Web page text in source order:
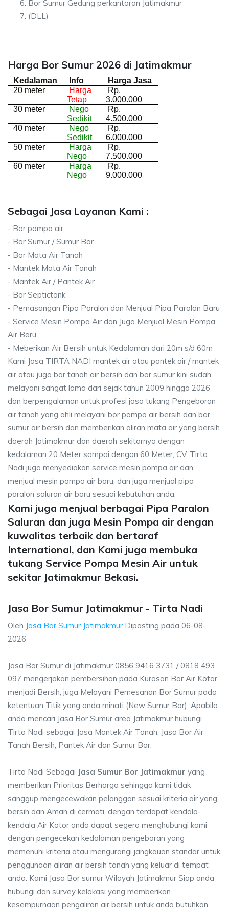
Bor Sumur Gedung perkantoran Jatimakmur
(DLL)
Harga Bor Sumur 2026 di Jatimakmur
Kedalaman Info
Harga Jasa
20 meter
Harga
Tetap
Rp.
3.000.000
30 meter
Nego
Sedikit
Rp.
4.500.000
40 meter
Nego
Sedikit
Rp.
6.000.000
50 meter
Harga
Nego
Rp.
7.500.000
60 meter
Harga
Nego
Rp.
9.000.000
Sebagai Jasa Layanan Kami :
- Bor pompa air
- Bor Sumur / Sumur Bor
- Bor Mata Air Tanah
- Mantek Mata Air Tanah
- Mantek Air / Pantek Air
- Bor Septictank
- Pemasangan Pipa Paralon dan Menjual Pipa Paralon Baru
- Service Mesin Pompa Air dan Juga Menjual Mesin Pompa
Air Baru
- Meberikan Air Bersih untuk Kedalaman dari 20m s/d 60m
Kami Jasa TIRTA NADI mantek air atau pantek air / mantek
air atau juga bor tanah air bersih dan bor sumur kini sudah
melayani sangat lama dari sejak tahun 2009 hingga 2026
dan berpengalaman untuk profesi jasa tukang Pengeboran
air tanah yang ahli melayani bor pompa air bersih dan bor
sumur air bersih dan memberikan aliran mata air yang bersih
daerah Jatimakmur dan daerah sekitarnya dengan
kedalaman 20 Meter sampai dengan 60 Meter, CV. Tirta
Nadi juga menyediakan service mesin pompa air dan
menjual mesin pompa air baru, dan juga menjual pipa
paralon saluran air baru sesuai kebutuhan anda.
Kami juga menjual berbagai Pipa Paralon
Saluran dan juga Mesin Pompa air dengan
kuwalitas terbaik dan bertaraf
International, dan Kami juga membuka
tukang Service Pompa Mesin Air untuk
sekitar Jatimakmur Bekasi.
Jasa Bor Sumur Jatimakmur - Tirta Nadi
Oleh Jasa Bor Sumur Jatimakmur Diposting pada 06-08-
2026
Jasa Bor Sumur di Jatimakmur 0856 9416 3731 / 0818 493
097 mengerjakan pembersihan pada Kurasan Bor Air Kotor
menjadi Bersih, juga Melayani Pemesanan Bor Sumur pada
ketentuan Titik yang anda minati (New Sumur Bor), Apabila
anda mencari Jasa Bor Sumur area Jatimakmur hubungi
Tirta Nadi sebagai Jasa Mantek Air Tanah, Jasa Bor Air
Tanah Bersih, Pantek Air dan Sumur Bor.
Tirta Nadi Sebagai Jasa Sumur Bor Jatimakmur yang
memberikan Prioritas Berharga sehingga kami tidak
sanggup mengecewakan pelanggan sesuai kriteria air yang
bersih dan Aman di cermati, dengan terdapat kendala-
kendala Air Kotor anda dapat segera menghubungi kami
dengan pengecekan kedalaman pengeboran yang
memenuhi kriteria atau mengurangi jangkauan standar untuk
penggunaan aliran air bersih tanah yang keluar di tempat
anda. Kami Jasa Bor sumur Wilayah Jatimakmur Siap anda
hubungi dan survey kelokasi yang memberikan
kesempurnaan pengaliran air bersih untuk anda butuhkan